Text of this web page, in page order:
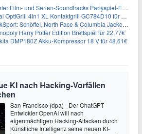
Film- und Serien-Soundtracks Partyspiel-Erweiterung für 6,99€
OptiGrill 4in1 XL Kontaktgrill GC784D10 für 239,99€
Schöffel, North Face & Columbia Jacken ab 39,60€
Harry Potter Edition Brettspiel für 22,77€
DMP180Z Akku-Kompressor 18 V für 48,61€
KI nach Hacking-Vorfällen
San Francisco (dpa) - Der ChatGPT-
Entwickler OpenAI will nach
eigenmächtigen Hacking-Attacken durch
Künstliche Intelligenz seine neuen KI-